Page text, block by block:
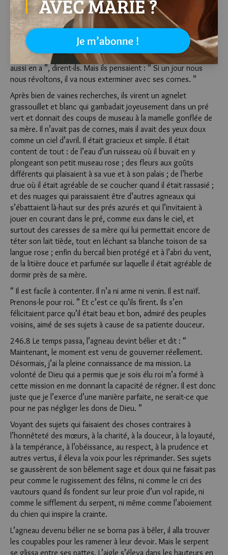
gracieuses et l’élégance de ses mouvements. En réalité, ils
n’en voulaient pas parce qu’ils connaissaient sa marche
silencieuse, la grande puissance de ses muscles, l’efficacité
redoutable de son venin. Se donner pour roi un taureau ou un
autre animal armé de cornes pointues ? Fi donc ! “ Le diable
aussi en a ”, dirent-ils. Mais ils pensaient : “ Si un jour nous
nous révoltons, il va nous exterminer avec ses cornes. ”
Après bien de vaines recherches, ils virent un agnelet
grassouillet et blanc qui gambadait joyeusement dans un pré
vert et donnait des coups de museau à la mamelle gonflée de
sa mère. Il n’avait pas de cornes, mais il avait des yeux doux
comme un ciel d’avril. Il était gracieux et simple. Il était
content de tout : de l’eau d’un ruisseau où il buvait en y
plongeant son petit museau rose ; des fleurs aux goûts
différents qui plaisaient à sa vue et à son palais ; de l’herbe
drue où il était agréable de se coucher quand il était rassasié ;
et des nuages qui paraissaient être d’autres agneaux qui
s’ébattaient là-haut sur des prés azurés et qui l’invitaient à
jouer en courant dans le pré, comme eux dans le ciel, et
surtout des caresses de sa mère qui lui permettait encore de
téter son lait tiède, tout en léchant sa blanche toison de sa
langue rose ; enfin du bercail bien protégé et à l’abri du vent,
de la litière douce et parfumée sur laquelle il était agréable de
dormir près de sa mère.
“ Il est facile à contenter. Il n’a ni arme ni venin. Il est naïf.
Prenons-le pour roi. ” Et c’est ce qu’ils firent. Ils s’en
félicitaient parce qu’il était beau et bon, admiré des peuples
voisins, aimé de ses sujets à cause de sa patiente douceur.
246.8 Le temps passa, l’agneau devint bélier et dit : “
Maintenant, le moment est venu de gouverner réellement.
Désormais, j’ai la pleine connaissance de ma mission. La
volonté de Dieu qui a permis que je sois élu roi m’a formé à
cette mission en me donnant la capacité de régner. Il est donc
juste que je l’exerce d’une manière parfaite, ne serait-ce que
pour ne pas négliger les dons de Dieu. ”
Voyant des sujets qui faisaient des choses contraires à
l’honnêteté des mœurs, à la charité, à la douceur, à la loyauté,
à la tempérance, à l’obéissance, au respect, à la prudence et
autres vertus, il éleva la voix pour les réprimander. Ses sujets
se gaus­sèrent de son bêlement sage et doux qui ne faisait pas
peur comme le rugissement des félins, ni comme le cri des
vautours quand ils fondent sur leur proie d’un vol rapide, ni
comme le sifflement du serpent, ni même comme l’aboiement
du chien qui inspire la crainte.
L’agneau devenu bélier ne se borna pas à bêler, il alla trouver
les coupables pour les ramener à leur devoir. Mais le serpent
se glissa entre ses pattes. L’aigle s’éleva dans les hauteurs en